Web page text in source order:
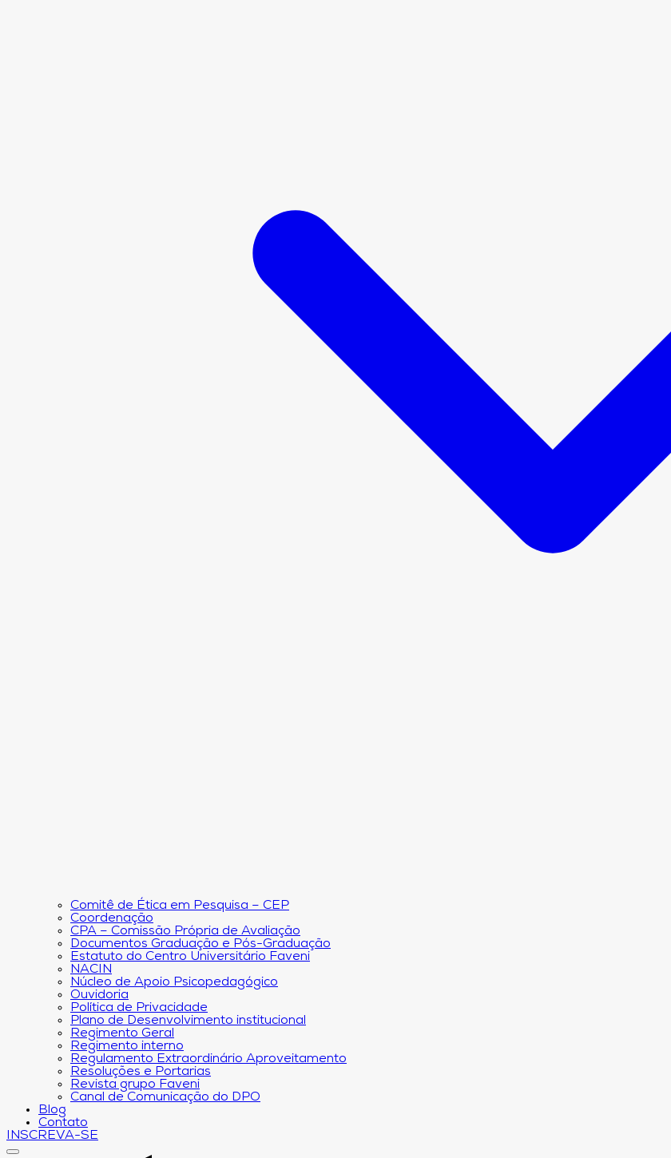
Comitê de Ética em Pesquisa – CEP
Coordenação
CPA – Comissão Própria de Avaliação
Documentos Graduação e Pós-Graduação
Estatuto do Centro Universitário Faveni
NACIN
Núcleo de Apoio Psicopedagógico
Ouvidoria
Política de Privacidade
Plano de Desenvolvimento institucional
Regimento Geral
Regimento interno
Regulamento Extraordinário Aproveitamento
Resoluções e Portarias
Revista grupo Faveni
Canal de Comunicação do DPO
Blog
Contato
INSCREVA-SE